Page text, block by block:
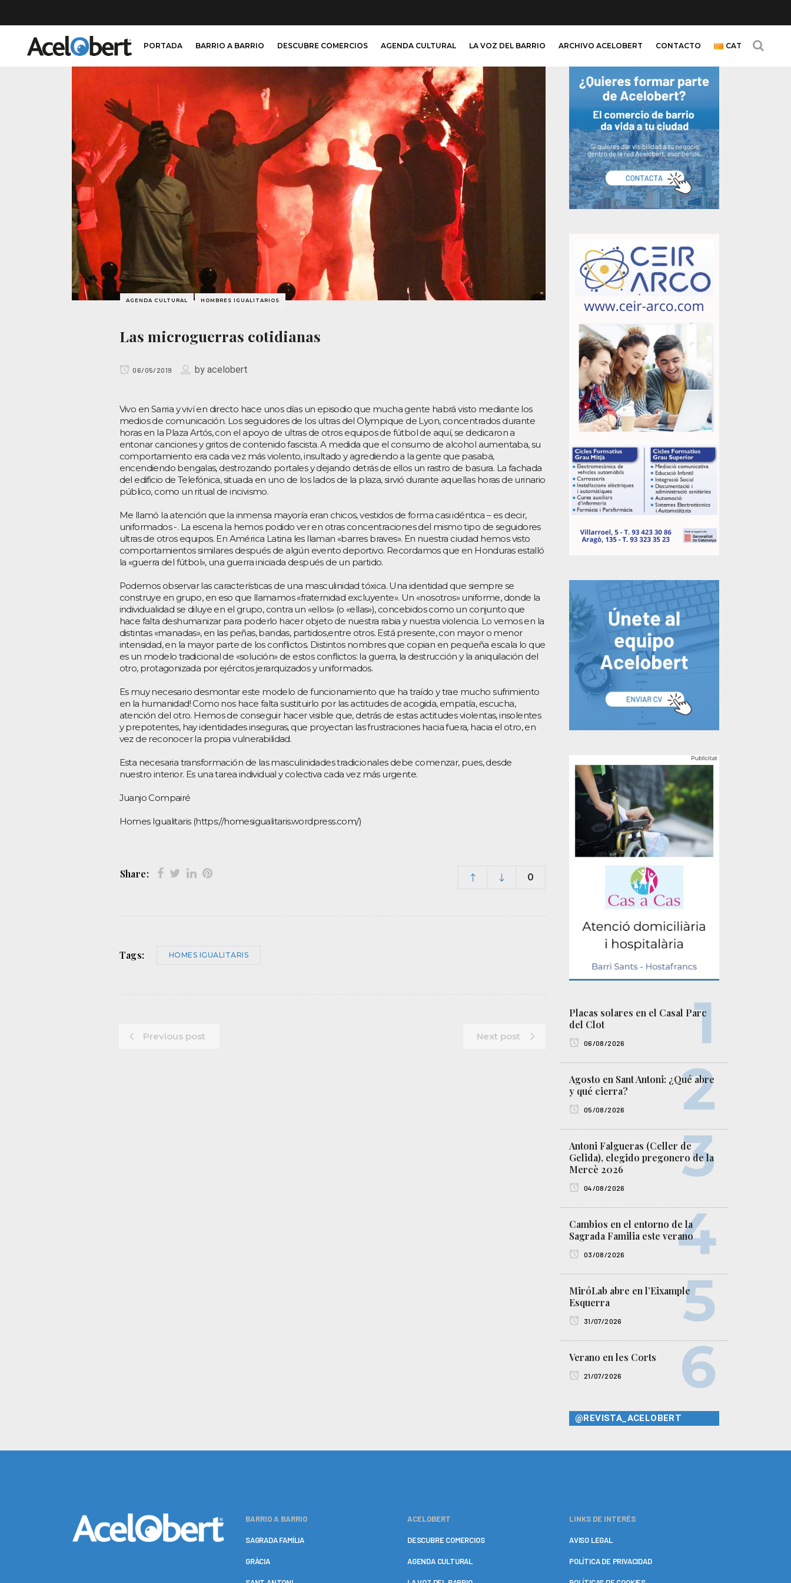
PORTADA BARRIO A BARRIO DESCUBRE COMERCIOS AGENDA CULTURAL LA VOZ DEL BARRIO ARCHIVO ACELOBERT CONTACTO CAT
AGENDA CULTURAL HOMBRES IGUALITARIOS
Las microguerras cotidianas
06/05/2019 byacelobert
Vivo en Sarria y viví en directo hace unos días un episodio que mucha gente habrá visto mediante los
medios de comunicación. Los seguidores de los ultras del Olympique de Lyon, concentrados durante
horas en la Plaza Artós, con el apoyo de ultras de otros equipos de fútbol de aquí, se dedicaron a
entonar canciones y gritos de contenido fascista. A medida que el consumo de alcohol aumentaba, su
comportamiento era cada vez más violento, insultado y agrediendo a la gente que pasaba,
encendiendo bengalas, destrozando portales y dejando detrás de ellos un rastro de basura. La fachada
del edificio de Telefónica, situada en uno de los lados de la plaza, sirvió durante aquellas horas de urinario
público, como un ritual de incivismo.
Me llamó la atención que la inmensa mayoría eran chicos, vestidos de forma casi idéntica – es decir,
uniformados -. La escena la hemos podido ver en otras concentraciones del mismo tipo de seguidores
ultras de otros equipos. En América Latina les llaman «barres braves». En nuestra ciudad hemos visto
comportamientos similares después de algún evento deportivo. Recordamos que en Honduras estalló
la «guerra del fútbol», una guerra iniciada después de un partido.
Podemos observar las características de una masculinidad tóxica. Una identidad que siempre se
construye en grupo, en eso que llamamos «fraternidad excluyente». Un «nosotros» uniforme, donde la
individualidad se diluye en el grupo, contra un «ellos» (o «ellas»), concebidos como un conjunto que
hace falta deshumanizar para poderlo hacer objeto de nuestra rabia y nuestra violencia. Lo vemos en la
distintas «manadas», en las peñas, bandas, partidos,entre otros. Está presente, con mayor o menor
intensidad, en la mayor parte de los conflictos. Distintos nombres que copian en pequeña escala lo que
es un modelo tradicional de «solución» de estos conflictos: la guerra, la destrucción y la aniquilación del
otro, protagonizada por ejércitos jerarquizados y uniformados.
Es muy necesario desmontar este modelo de funcionamiento que ha traído y trae mucho sufrimiento
en la humanidad! Como nos hace falta sustituirlo por las actitudes de acogida, empatía, escucha,
atención del otro. Hemos de conseguir hacer visible que, detrás de estas actitudes violentas, insolentes
y prepotentes, hay identidades inseguras, que proyectan las frustraciones hacia fuera, hacia el otro, en
vez de reconocer la propia vulnerabilidad.
Esta necesaria transformación de las masculinidades tradicionales debe comenzar, pues, desde
nuestro interior. Es una tarea individual y colectiva cada vez más urgente.
Juanjo Compairé
Homes Igualitaris (https://homesigualitaris.wordpress.com/)
Share: 0
Tags: HOMES IGUALITARIS
Previous post Next post
Placas solares en el Casal Parc
del Clot
06/08/2026
Agosto en Sant Antoni: ¿Qué abre
y qué cierra?
05/08/2026
Antoni Falgueras (Celler de
Gelida), elegido pregonero de la
Mercè 2026
04/08/2026
Cambios en el entorno de la
Sagrada Familia este verano
03/08/2026
MiróLab abre en l’Eixample
Esquerra
31/07/2026
Verano en les Corts
21/07/2026
@REVISTA_ACELOBERT
BARRIO A BARRIO
SAGRADA FAMÍLIA
GRÀCIA
ACELOBERT
DESCUBRE COMERCIOS
AGENDA CULTURAL
LINKS DE INTERÉS
AVISO LEGAL
POLÍTICA DE PRIVACIDAD